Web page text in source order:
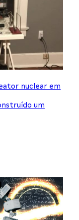
nuclear em
um